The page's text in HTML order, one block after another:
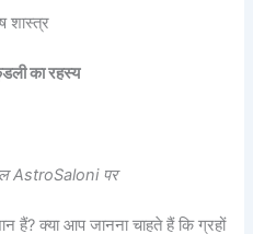
शास्त्र
का रहस्य
AstroSaloni पर
हैं? क्या आप जानना चाहते हैं कि ग्रहों